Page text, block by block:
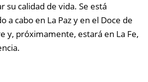
su calidad de vida. Se está
a cabo en La Paz y en el Doce de
y, próximamente, estará en La Fe,